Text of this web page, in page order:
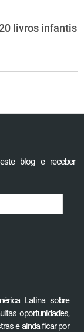
livros infantis
blog e receber
Latina sobre
oportunidades,
e ainda ficar por